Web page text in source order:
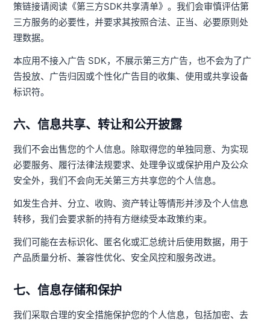
策链接请阅读《第三方SDK共享清单》。我们会审慎评估第
三方服务的必要性，并要求其按照合法、正当、必要原则处
理数据。
本应用不接入广告 SDK，不展示第三方广告，也不会为了广
告投放、广告归因或个性化广告目的收集、使用或共享设备
标识符。
六、信息共享、转让和公开披露
我们不会出售您的个人信息。除取得您的单独同意、为实现
必要服务、履行法律法规要求、处理争议或保护用户及公众
安全外，我们不会向无关第三方共享您的个人信息。
如发生合并、分立、收购、资产转让等情形并涉及个人信息
转移，我们会要求新的持有方继续受本政策约束。
我们可能在去标识化、匿名化或汇总统计后使用数据，用于
产品质量分析、兼容性优化、安全风控和服务改进。
七、信息存储和保护
我们采取合理的安全措施保护您的个人信息，包括加密、去